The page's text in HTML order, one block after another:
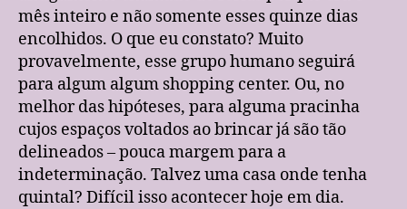
mês inteiro e não somente esses quinze dias
encolhidos. O que eu constato? Muito
provavelmente, esse grupo humano seguirá
para algum algum shopping center. Ou, no
melhor das hipóteses, para alguma pracinha
cujos espaços voltados ao brincar já são tão
delineados – pouca margem para a
indeterminação. Talvez uma casa onde tenha
quintal? Difícil isso acontecer hoje em dia.